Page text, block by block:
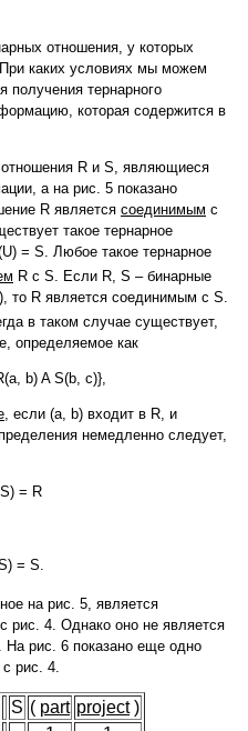
отношения, у которых
каких условиях мы можем
получения тернарного
которая содержится в
R и S, являющиеся
а на рис. 5 показано
R является соединимым с
такое тернарное
= S. Любое такое тернарное
R с S. Если R, S – бинарные
то R является соединимым с S.
в таком случае существует,
определяемое как
b) A S(b, c)},
, если (a, b) входит в R, и
немедленно следует,
= R
= S.
на рис. 5, является
рис. 4. Однако оно не является
рис. 6 показано еще одно
рис. 4.
S ( part project)